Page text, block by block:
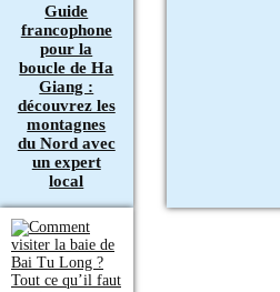
Guide
francophone
pour la
boucle de Ha
Giang :
découvrez les
montagnes
du Nord avec
un expert
local